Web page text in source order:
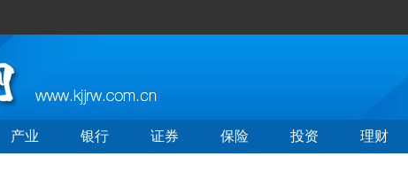
产业 银行 证券 保险 投资 理财